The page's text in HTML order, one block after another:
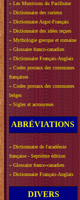
» Les Munitions du Pacifisme
» Dictionnaire des curieux
» Dictionnaire Argot-Français
» Dictionnaire des idées reçues
» Mythologie grecque et romaine
» Glossaire franco-canadien
» Dictionnaire Français-Anglais
» Codes postaux des communes
françaises
» Codes postaux des communes
belges
» Sigles et acronymes
ABRÉVIATIONS
» Dictionnaire de l'académie
française - Septième édition
» Glossaire franco-canadien
» Dictionnaire Français-Anglais
DIVERS